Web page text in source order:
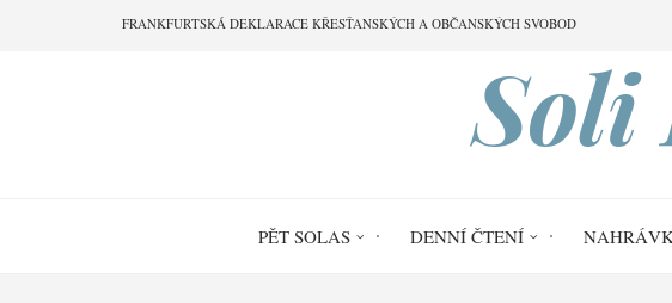
FRANKFURTSKÁ DEKLARACE KŘESŤANSKÝCH A OBČANSKÝCH SVOBOD
Soli
PĚT SOLAS DENNÍ ČTENÍ